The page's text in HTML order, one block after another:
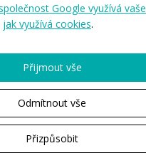
Google využívá vaše
jak využívá cookies.
Přijmout vše
Odmítnout vše
Přizpůsobit
lze produkt